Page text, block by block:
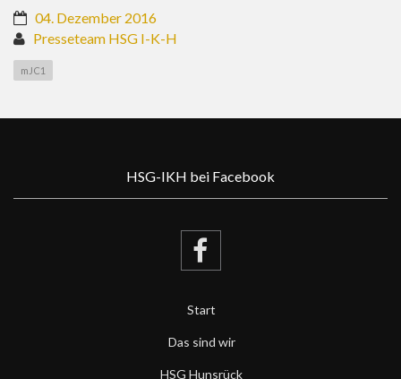
04. Dezember 2016
Presseteam HSG I-K-H
mJC1
HSG-IKH bei Facebook
Start
Das sind wir
HSG Hunsrück